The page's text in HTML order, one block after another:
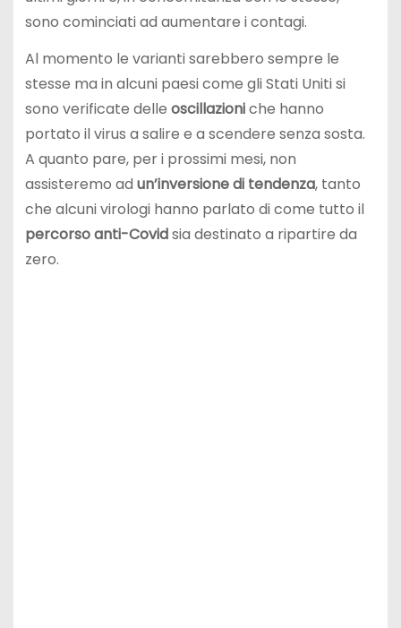
sono cominciati ad aumentare i contagi.
Al momento le varianti sarebbero sempre le
stesse ma in alcuni paesi come gli Stati Uniti si
sono verificate delle oscillazioniche hanno
portato il virus a salire e a scendere senza sosta.
A quanto pare, per i prossimi mesi, non
assisteremo ad un’inversione di tendenza, tanto
che alcuni virologi hanno parlato di come tutto il
percorso anti-Covidsia destinato a ripartire da
zero.